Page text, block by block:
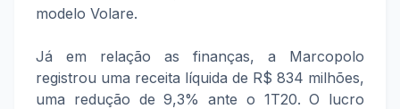
modelo Volare.
Já em relação as finanças, a Marcopolo
registrou uma receita líquida de R$ 834 milhões,
uma redução de 9,3% ante o 1T20. O lucro